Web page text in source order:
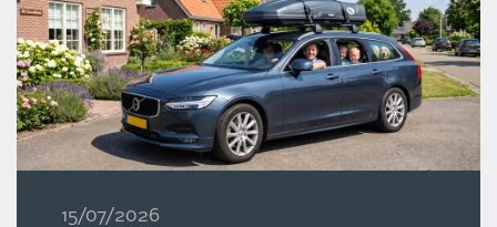
15/07/2026